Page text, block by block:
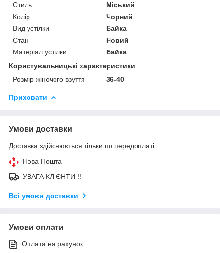
Стиль
Міський
Колір
Чорний
Вид устілки
Байка
Стан
Новий
Матеріал устілки
Байка
Користувальницькі характеристики
Розмір жіночого взуття
36-40
Приховати
Умови доставки
Доставка здійснюється тільки по передоплаті.
Нова Пошта
УВАГА КЛІЄНТИ !!!
Всі умови доставки
Умови оплати
Оплата на рахунок